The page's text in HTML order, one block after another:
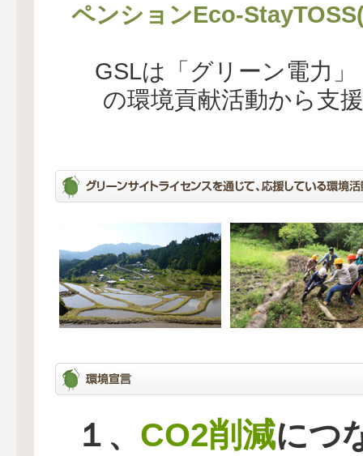
ペンションEco-
GSLは「グリーン電力
の環境貢献活動から支
１、 CO2削減につ